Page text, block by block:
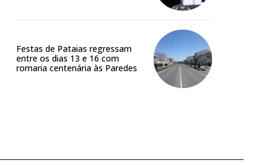
Festas de Pataias regressam
entre os dias 13 e 16 com
romaria centenária às Paredes